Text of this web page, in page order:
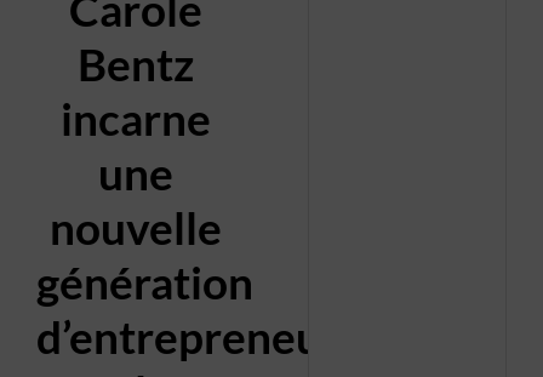
Bentz
incarne
une
nouvelle
génération
d’entrepreneure